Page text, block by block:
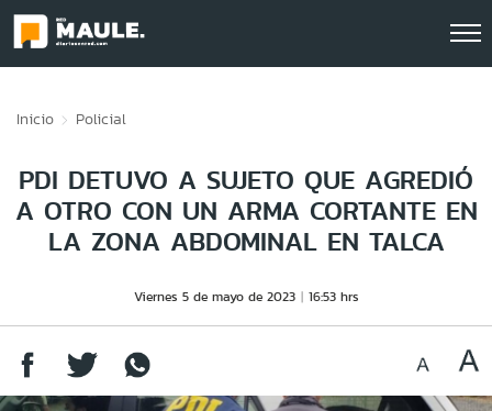
Inicio Policial
PDI DETUVO A SUJETO QUE AGREDIÓ
A OTRO CON UN ARMA CORTANTE EN
LA ZONA ABDOMINAL EN TALCA
Viernes 5 de mayo de 2023 16:53 hrs